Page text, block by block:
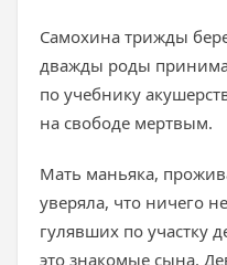
Самохина трижды
дважды роды
по учебнику
на свободе мертвым.
Мать маньяка,
уверяла, что ничего
гулявших по участку
это знакомые сына.